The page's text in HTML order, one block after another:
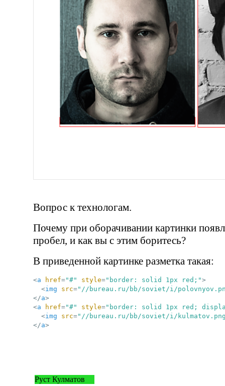
Вопрос к технологам.
Почему при оборачивании картинки
пробел, и как вы с этим боритесь?
В приведенной картинке разметка такая:
<a href="#" style="border: solid 1px red;">
<img src="//bureau.ru/bb/soviet/i/
</a>
<a href="#" style="border: solid 1px red;
<img src="//bureau.ru/bb/soviet/i/
</a>
Руст Кулматов